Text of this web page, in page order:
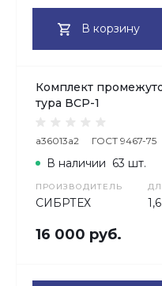
В корзину
Комплект
тура ВСР-1
a36013a2 ГОСТ 9467-75
ПРОИЗВОДИТЕЛЬ
СИБРТЕХ
В наличии 63 шт.
16 000 руб.